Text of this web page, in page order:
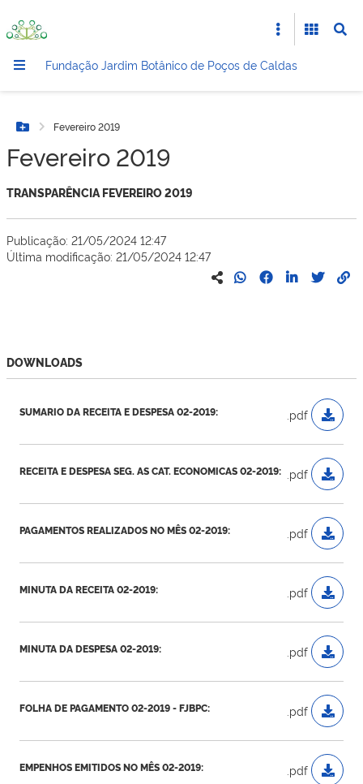
Fundação Jardim Botânico de Poços de Caldas
Botão Menu
Fevereiro 2019
Fevereiro 2019
TRANSPARÊNCIA FEVEREIRO 2019
Publicação: 21/05/2024 12:47
Última modificação: 21/05/2024 12:47
DOWNLOADS
SUMARIO DA RECEITA E DESPESA 02-2019: .pdf
RECEITA E DESPESA SEG. AS CAT. ECONOMICAS 02-2019: .pdf
PAGAMENTOS REALIZADOS NO MÊS 02-2019: .pdf
MINUTA DA RECEITA 02-2019: .pdf
MINUTA DA DESPESA 02-2019: .pdf
FOLHA DE PAGAMENTO 02-2019 - FJBPC: .pdf
EMPENHOS EMITIDOS NO MÊS 02-2019: .pdf